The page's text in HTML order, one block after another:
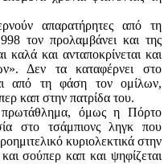
απαρατήρητες από τη
τον προλαμβάνει και της
καλά και ανταποκρίνεται και
Δεν τα καταφέρνει στο
από τη φάση τον ομίλων,
καπ στην πατρίδα του.
όμως η Πόρτο
στο τσάμπιονς ληγκ που
κυριολεκτικά στην
σούπερ καπ και ψηφίζεται